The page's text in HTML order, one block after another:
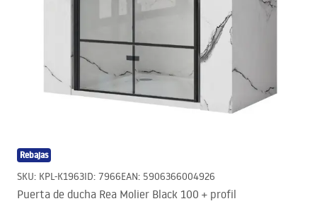
Rebajas
SKU: KPL-K1963ID: 7966EAN: 5906366004926
Puerta de ducha Rea Molier Black 100 + profil